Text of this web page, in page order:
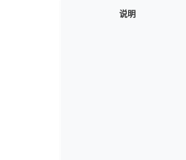
说明